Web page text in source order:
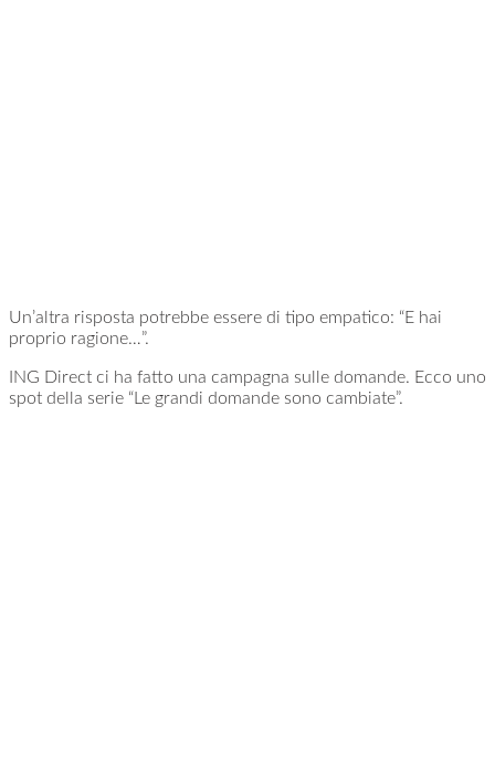
Un’altra risposta potrebbe essere di tipo empatico: “E hai
proprio ragione…”.
ING Direct ci ha fatto una campagna sulle domande. Ecco uno
spot della serie “Le grandi domande sono cambiate”.